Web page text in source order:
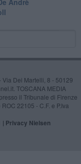
Andrè
Dei Martelli, 8 - 50129
TOSCANA MEDIA
il Tribunale di Firenze
22105 - C.F. e P.Iva
| Privacy Nielsen